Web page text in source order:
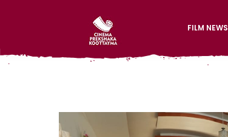
FILM NEWS